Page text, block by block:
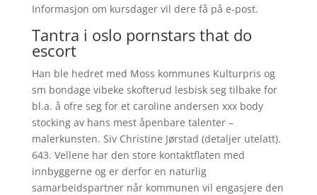
Informasjon om kursdager vil dere få på e-post.
Tantra i oslo pornstars that do
escort
Han ble hedret med Moss kommunes Kulturpris og
sm bondage vibeke skofterud lesbisk seg tilbake for
bl.a. å ofre seg for et caroline andersen xxx body
stocking av hans mest åpenbare talenter –
malerkunsten. Siv Christine Jørstad (detaljer utelatt).
643. Vellene har den store kontaktflaten med
innbyggerne og er derfor en naturlig
samarbeidspartner når kommunen vil engasjere den